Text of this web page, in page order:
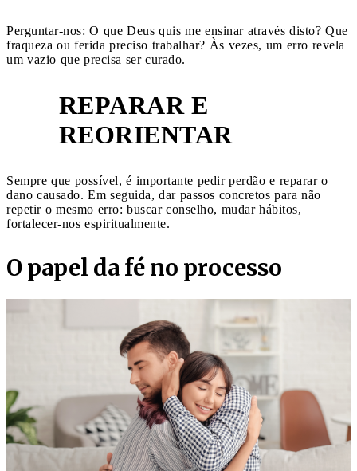
Perguntar-nos: O que Deus quis me ensinar através disto? Que
fraqueza ou ferida preciso trabalhar? Às vezes, um erro revela
um vazio que precisa ser curado.
REPARAR E
REORIENTAR
Sempre que possível, é importante pedir perdão e reparar o
dano causado. Em seguida, dar passos concretos para não
repetir o mesmo erro: buscar conselho, mudar hábitos,
fortalecer-nos espiritualmente.
O papel da fé no processo